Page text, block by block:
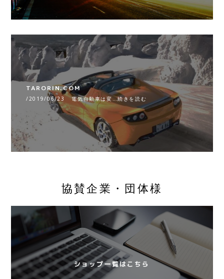
TARORIN.COM
/2019/06/23 電気自動車は変…続きを読む
協賛企業・団体様
ショップ一覧はこちら